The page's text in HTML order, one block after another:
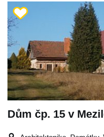
Dům čp. 15 v